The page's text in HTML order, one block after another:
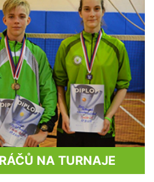
NA TURNAJE